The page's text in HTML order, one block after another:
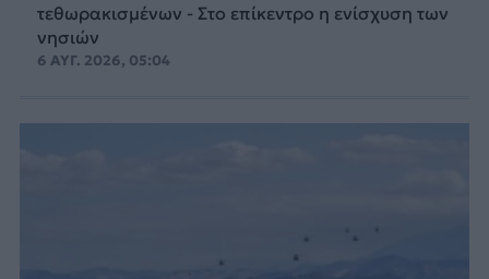
τεθωρακισμένων - Στο επίκεντρο η ενίσχυση των
νησιών
6 ΑΥΓ. 2026, 05:04